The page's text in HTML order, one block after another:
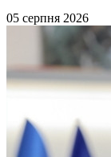
05 серпня 2026